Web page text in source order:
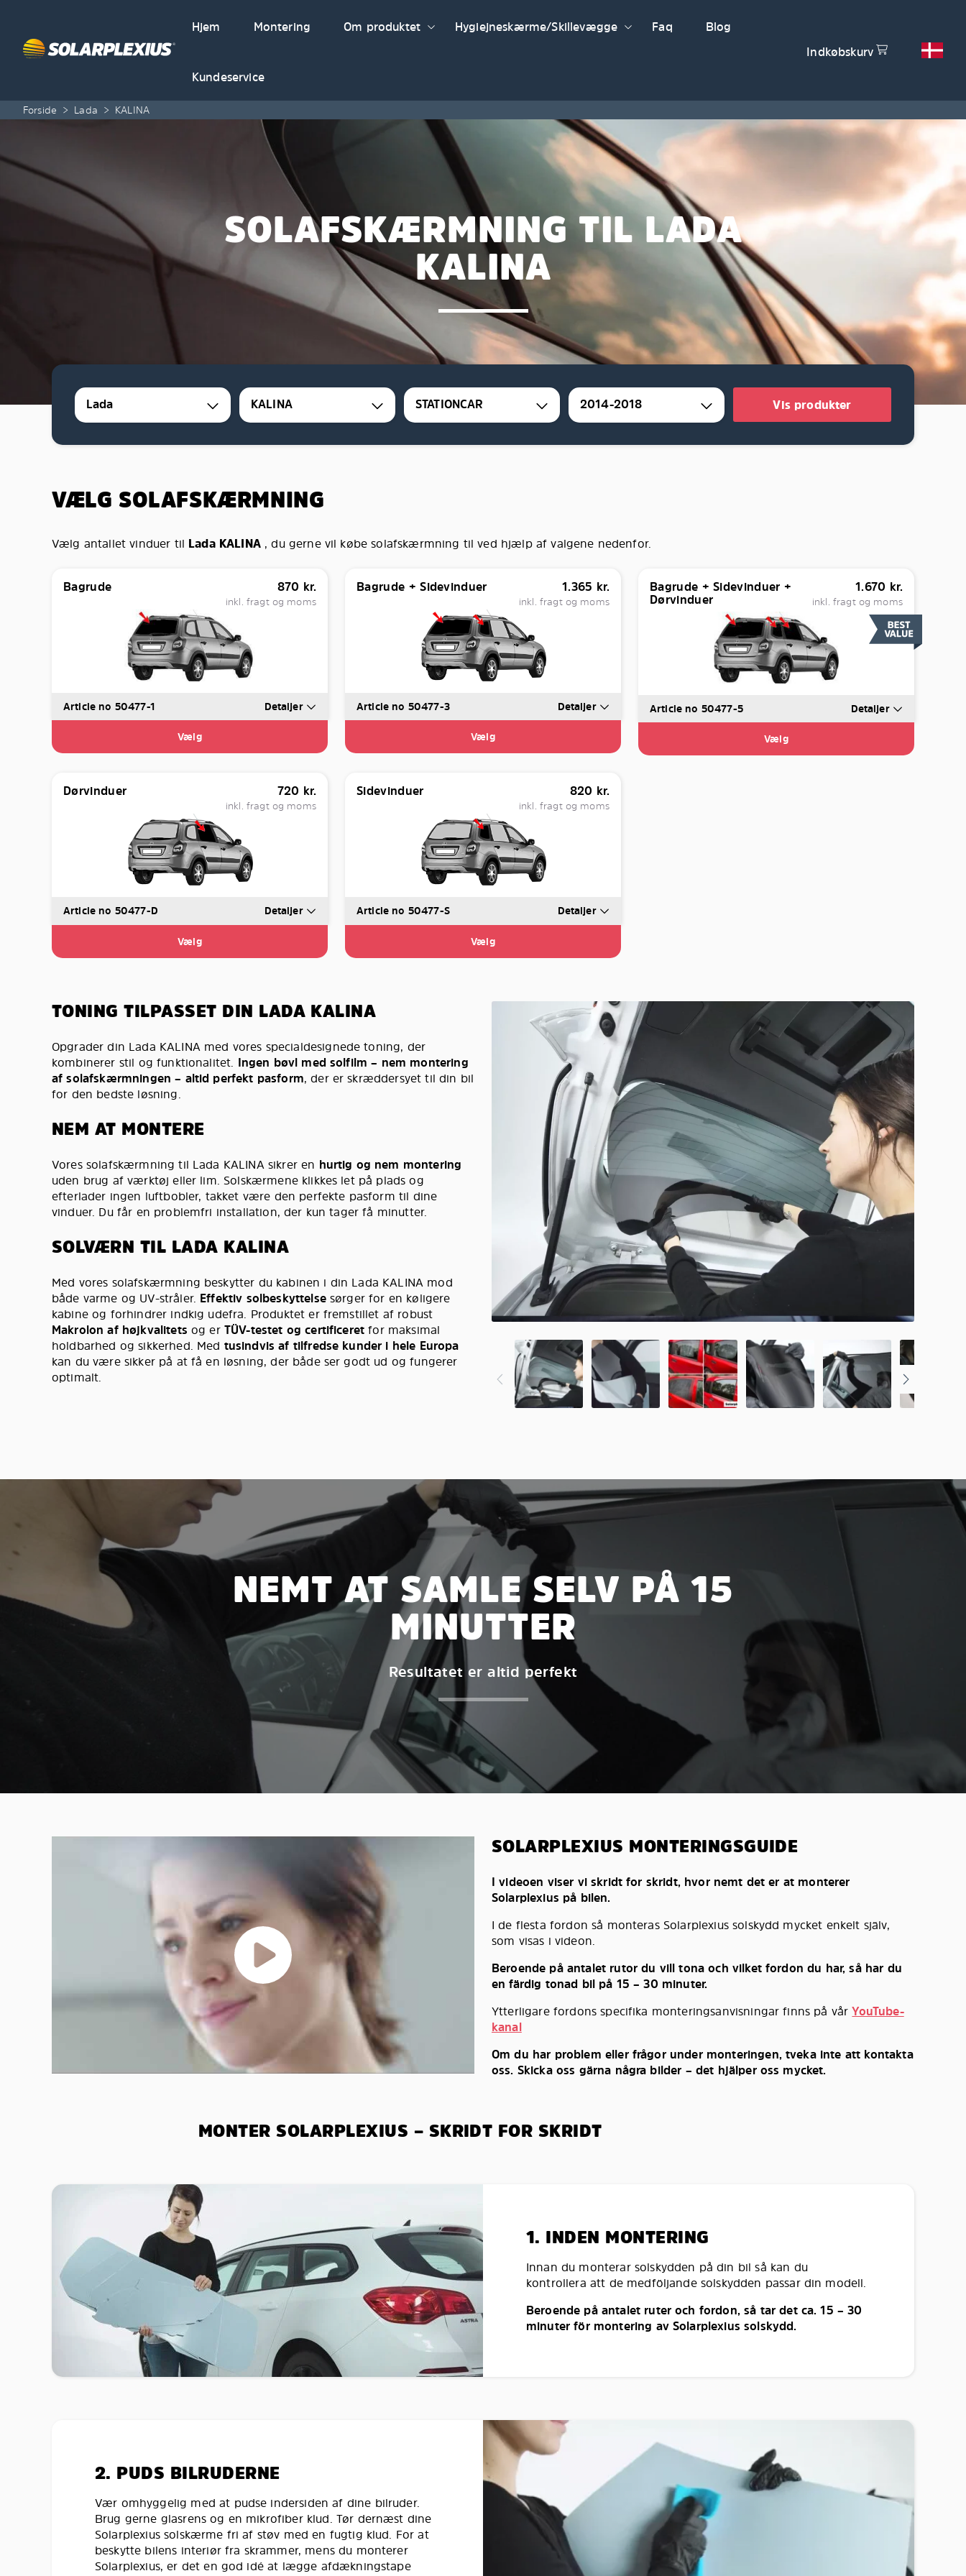
Hjem
Montering Om produktet Hygiejneskærme/Skillevægge Faq Blog
Kundeservice
Indkøbskurv
Forside > Lada > KALINA
SOLAFSKÆRMNING TIL LADA
KALINA
Lada KALINA STATIONCAR 2014-2018 Vis produkter
VÆLG SOLAFSKÆRMNING
Vælg antallet vinduer til Lada KALINA, du gerne vil købe solafskærmning til ved hjælp af valgene nedenfor.
Bagrude 870 kr.
inkl. fragt og moms
Article no 50477-1 Detaljer
Vælg
Bagrude + Sidevinduer 1.365 kr.
inkl. fragt og moms
Article no 50477-3 Detaljer
Vælg
Bagrude + Sidevinduer +
Dørvinduer
1.670 kr.
inkl. fragt og moms
Article no 50477-5 Detaljer
Vælg
Dørvinduer 720 kr.
inkl. fragt og moms
Article no 50477-D Detaljer
Vælg
Sidevinduer 820 kr.
inkl. fragt og moms
Article no 50477-S Detaljer
Vælg
TONING TILPASSET DIN LADA KALINA
Opgrader din Lada KALINA med vores specialdesignede toning, der
kombinerer stil og funktionalitet. Ingen bøvl med solfilm – nem montering
af solafskærmningen – altid perfekt pasform, der er skræddersyet til din bil
for den bedste løsning.
NEM AT MONTERE
Vores solafskærmning til Lada KALINA sikrer en hurtig og nem montering
uden brug af værktøj eller lim. Solskærmene klikkes let på plads og
efterlader ingen luftbobler, takket være den perfekte pasform til dine
vinduer. Du får en problemfri installation, der kun tager få minutter.
SOLVÆRN TIL LADA KALINA
Med vores solafskærmning beskytter du kabinen i din Lada KALINA mod
både varme og UV-stråler. Effektiv solbeskyttelsesørger for en køligere
kabine og forhindrer indkig udefra. Produktet er fremstillet af robust
Makrolon af højkvalitets og er TÜV-testet og certificeret for maksimal
holdbarhed og sikkerhed. Med tusindvis af tilfredse kunder i hele Europa
kan du være sikker på at få en løsning, der både ser godt ud og fungerer
optimalt.
NEMT AT SAMLE SELV PÅ 15
MINUTTER
Resultatet er altid perfekt
SOLARPLEXIUS MONTERINGSGUIDE
I videoen viser vi skridt for skridt, hvor nemt det er at monterer
Solarplexius på bilen.
I de flesta fordon så monteras Solarplexius solskydd mycket enkelt själv,
som visas i videon.
Beroende på antalet rutor du vill tona och vilket fordon du har, så har du
en färdig tonad bil på 15 – 30 minuter.
Ytterligare fordons specifika monteringsanvisningar finns på vårYouTube-
kanal
Om du har problem eller frågor under monteringen, tveka inte att kontakta
oss. Skicka oss gärna några bilder – det hjälper oss mycket.
MONTER SOLARPLEXIUS – SKRIDT FOR SKRIDT
1. INDEN MONTERING
Innan du monterar solskydden på din bil så kan du
kontrollera att de medföljande solskydden passar din modell.
Beroende på antalet ruter och fordon, så tar det ca. 15 – 30
minuter för montering av Solarplexius solskydd.
2. PUDS BILRUDERNE
Vær omhyggelig med at pudse indersiden af dine bilruder.
Brug gerne glasrens og en mikrofiber klud. Tør dernæst dine
Solarplexius solskærme fri af støv med en fugtig klud. For at
beskytte bilens interiør fra skrammer, mens du monterer
Solarplexius, er det en god idé at lægge afdækningstape